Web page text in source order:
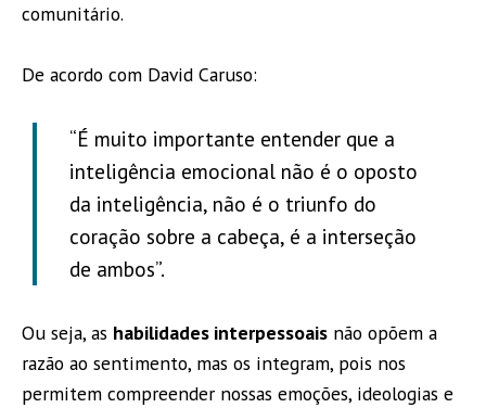
comunitário.
De acordo com David Caruso:
“É muito importante entender que a
inteligência emocional não é o oposto
da inteligência, não é o triunfo do
coração sobre a cabeça, é a interseção
de ambos”.
Ou seja, as habilidades interpessoais não opõem a
razão ao sentimento, mas os integram, pois nos
permitem compreender nossas emoções, ideologias e